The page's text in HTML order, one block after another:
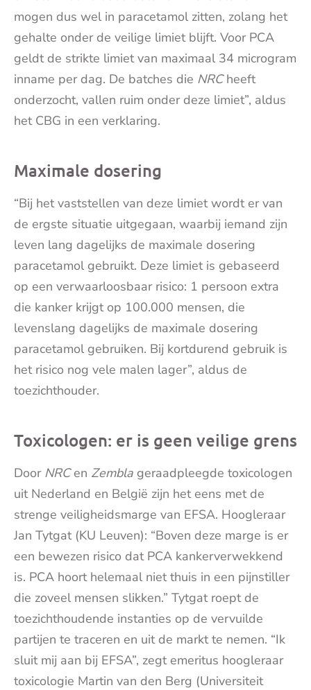
mogen dus wel in paracetamol zitten, zolang het
gehalte onder de veilige limiet blijft. Voor PCA
geldt de strikte limiet van maximaal 34 microgram
inname per dag. De batches die NRCheeft
onderzocht, vallen ruim onder deze limiet”, aldus
het CBG in een verklaring.
Maximale dosering
“Bij het vaststellen van deze limiet wordt er van
de ergste situatie uitgegaan, waarbij iemand zijn
leven lang dagelijks de maximale dosering
paracetamol gebruikt. Deze limiet is gebaseerd
op een verwaarloosbaar risico: 1 persoon extra
die kanker krijgt op 100.000 mensen, die
levenslang dagelijks de maximale dosering
paracetamol gebruiken. Bij kortdurend gebruik is
het risico nog vele malen lager”, aldus de
toezichthouder.
Toxicologen: er is geen veilige grens
Door NRCen Zembla geraadpleegde toxicologen
uit Nederland en België zijn het eens met de
strenge veiligheidsmarge van EFSA. Hoogleraar
Jan Tytgat (KU Leuven): “Boven deze marge is er
een bewezen risico dat PCA kankerverwekkend
is. PCA hoort helemaal niet thuis in een pijnstiller
die zoveel mensen slikken.” Tytgat roept de
toezichthoudende instanties op de vervuilde
partijen te traceren en uit de markt te nemen. “Ik
sluit mij aan bij EFSA”, zegt emeritus hoogleraar
toxicologie Martin van den Berg (Universiteit